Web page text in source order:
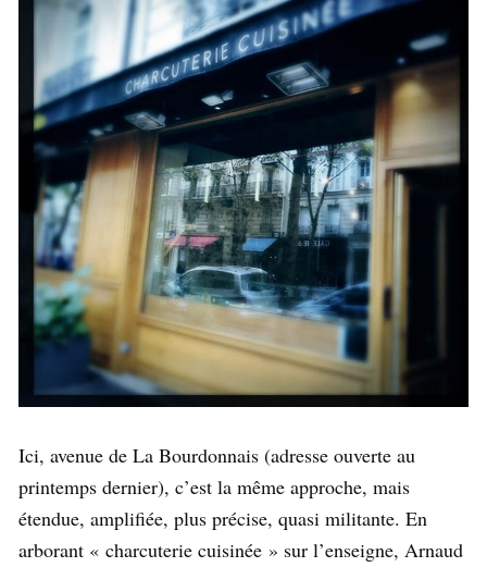
Ici, avenue de La Bourdonnais (adresse ouverte au
printemps dernier), c’est la même approche, mais
étendue, amplifiée, plus précise, quasi militante. En
arborant « charcuterie cuisinée » sur l’enseigne, Arnaud